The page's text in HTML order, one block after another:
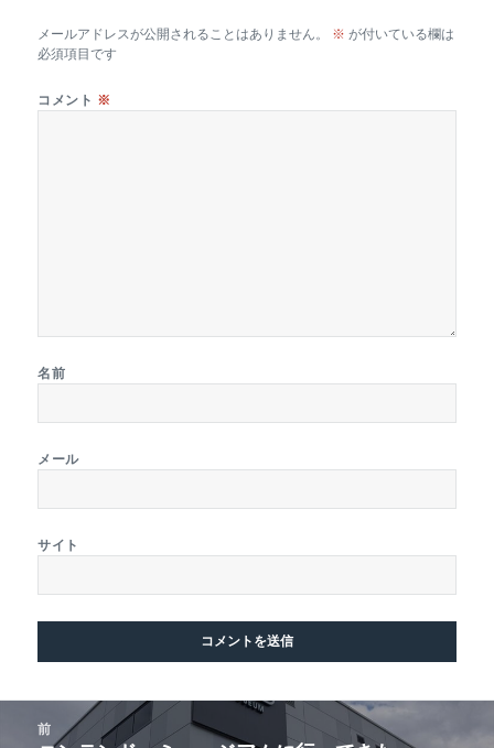
メールアドレスが公開されることはありません。 ※ が付いている欄は
必須項目です
コメント ※
名前
メール
サイト
前